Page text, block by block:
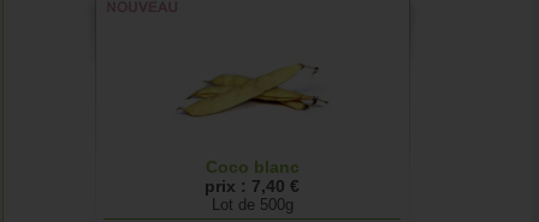
Coco blanc
prix : 7,40 €
Lot de 500g